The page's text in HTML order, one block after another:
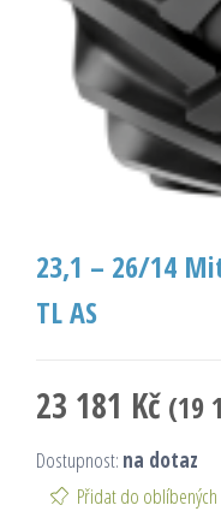
23,1 – 26/14
TL AS
23 181 Kč (19
Dostupnost: na dotaz
Přidat do